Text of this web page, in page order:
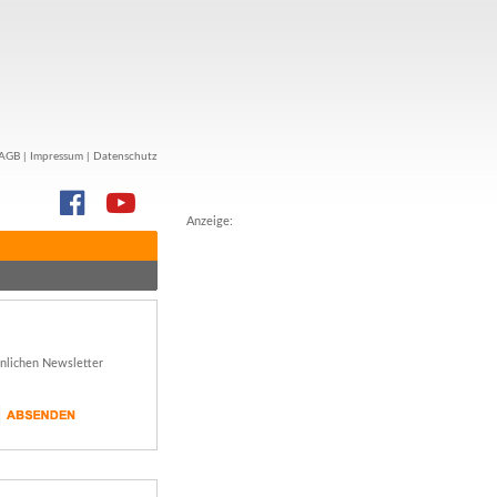
Anzeige:
Impressum Datenschutz
Newsletter